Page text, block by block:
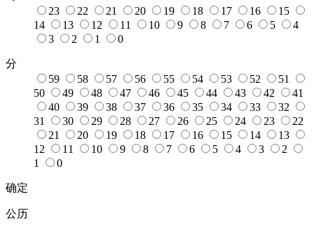
23
22 21 20 19 18 17 16
15
14
13 12 11 10 9 8 7 6 5
4
3
2 1 0
分
59
58 57 56 55 54 53 52
51
50
49 48 47 46 45 44 43 42
41
40
39 38 37 36 35 34 33
32
31
30 29 28 27 26 25 24 23
22
21
20 19 18 17 16 15 14
13
12
11 10 9 8 7 6 5 4 3
2
1
0
确定
公历